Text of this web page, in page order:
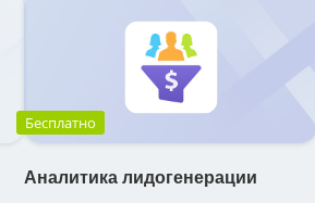
Бесплатно
Аналитика лидогенерации